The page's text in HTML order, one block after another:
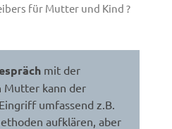
für Mutter und Kind ?
mit der
Mutter kann der
umfassend z.B.
aufklären, aber